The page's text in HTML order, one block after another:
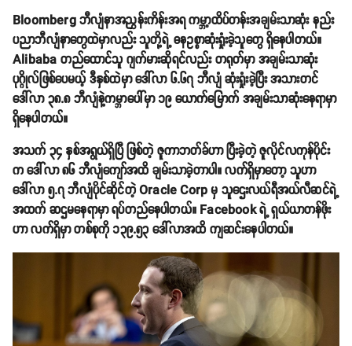
Bloomberg ဘီလျံနာအညွှန်းကိန်းအရ ကမ္ဘာ့ထိပ်တန်းအချမ်းသာဆုံး နည်း
ပညာဘီလျံနာတွေထဲမှာလည်း သူတို့ရဲ့ ဓနဥစ္စာဆုံးရှုံးခဲ့သူတွေ ရှိနေပါတယ်။
Alibaba တည်ထောင်သူ ဂျက်မားဆိုရင်လည်း တရုတ်မှာ အချမ်းသာဆုံး
ပုဂ္ဂိုလ်ဖြစ်ပေမယ့် ဒီနှစ်ထဲမှာ ဒေါ်လာ ၆.၆၇ ဘီလျံ ဆုံးရှုံးခဲ့ပြီး အသားတင်
ဒေါ်လာ ၃၈.၈ ဘီလျံနဲ့ကမ္ဘာပေါ်မှာ ၁၉ ယောက်မြောက် အချမ်းသာဆုံးနေရာမှာ
ရှိနေပါတယ်။
အသက် ၃၄ နှစ်အရွယ်ရှိပြီ ဖြစ်တဲ့ ဇူကာဘတ်ခ်ဟာ ပြီးခဲ့တဲ့ ဇူလိုင်လကုန်ပိုင်း
က ဒေါ်လာ ၈၆ ဘီလျံကျော်အထိ ချမ်းသာခဲ့တာပါ။ လက်ရှိမှာတော့ သူဟာ
ဒေါ်လာ ၅.၇ ဘီလျံပိုင်ဆိုင်တဲ့ Oracle Corp မှ သူဌေးလယ်ရီအယ်လီဆင်ရဲ့
အထက် ဆဌမနေရာမှာ ရပ်တည်နေပါတယ်။ Facebook ရဲ့ ရှယ်ယာတန်ဖိုး
ဟာ လက်ရှိမှာ တစ်စုကို ၁၃၉.၅၃ ဒေါ်လာအထိ ကျဆင်းနေပါတယ်။